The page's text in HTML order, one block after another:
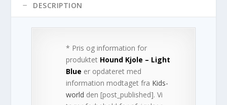
DESCRIPTION
* Pris og information for
produktet Hound Kjole – Light
Blue er opdateret med
information modtaget fra Kids-
world den [post_published]. Vi